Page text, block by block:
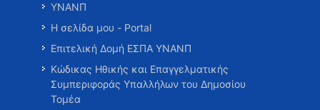
ΥΝΑΝΠ
Η σελίδα μου - Portal
Επιτελική Δομή ΕΣΠΑ ΥΝΑΝΠ
Κώδικας Ηθικής και Επαγγελματικής
Συμπεριφοράς Υπαλλήλων του Δημοσίου
Τομέα